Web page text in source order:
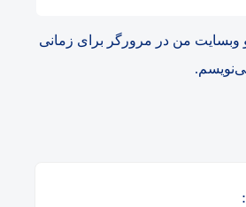
و وبسایت من در مرورگر برای زمانی